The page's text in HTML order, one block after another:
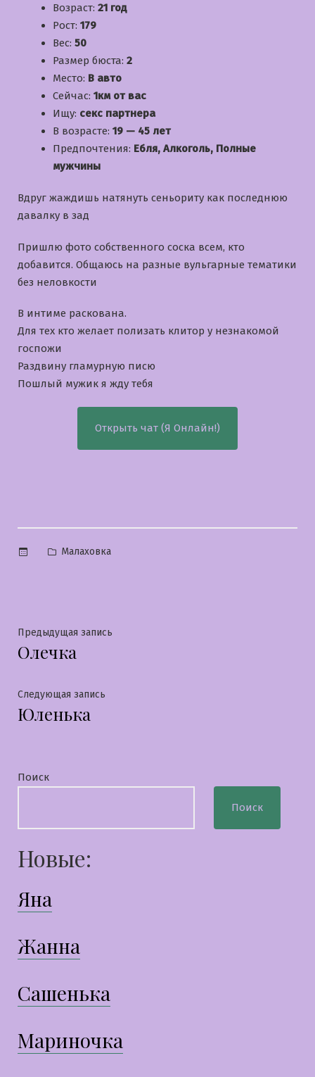
Возраст: 21 год
Рост: 179
Вес: 50
Размер бюста: 2
Место: В авто
Сейчас: 1км от вас
Ищу: секс партнера
В возрасте: 19 — 45 лет
Предпочтения: Ебля, Алкоголь, Полные
мужчины
Вдруг жаждишь натянуть сеньориту как последнюю
давалку в зад
Пришлю фото собственного соска всем, кто
добавится. Общаюсь на разные вульгарные тематики
без неловкости
В интиме раскована.
Для тех кто желает полизать клитор у незнакомой
госпожи
Раздвину гламурную писю
Пошлый мужик я жду тебя
Открыть чат (Я Онлайн!)
Опубликовано
Малаховка
Навигация
по
записям
Предыдущая запись
Олечка
Следующая запись
Юленька
Поиск
Поиск
Новые:
Яна
Жанна
Сашенька
Мариночка